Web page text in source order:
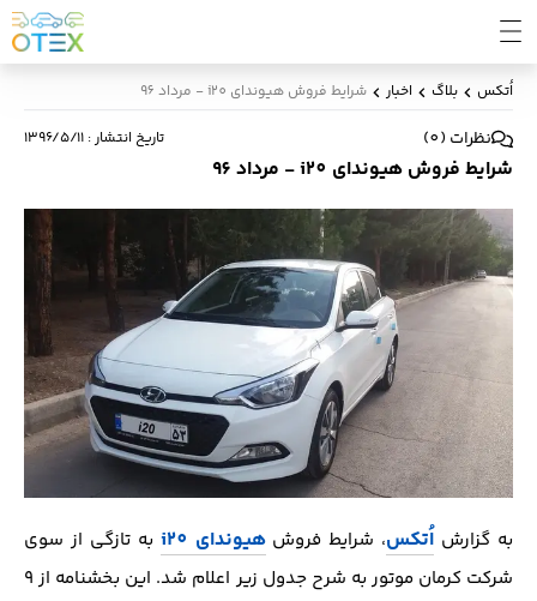
اُتکس بلاگ اخبار شرایط فروش هیوندای i20 - مرداد 96
نظرات (
0
) تاریخ انتشار: ۱۳۹۶/۵/۱۱
شرایط فروش هیوندای i20 - مرداد 96
به گزارش اُتکس، شرایط فروشهیوندای i20
به تازگی از سوی
شرکت کرمان موتور به شرح جدول زیر اعلام شد. این بخشنامه از 9